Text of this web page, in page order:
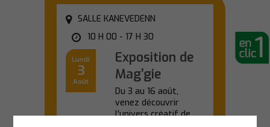
SALLE KANEVEDENN
10 H 00 - 17 H 30
Lundi
3
Août
Exposition de
Mag’gie
Du 3 au 16 août,
venez découvrir
l'univers créatif de...